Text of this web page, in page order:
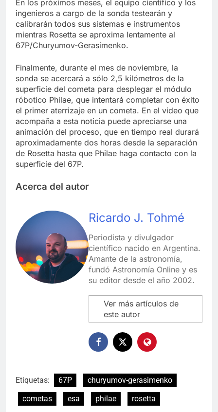
En los próximos meses, el equipo científico y los
ingenieros a cargo de la sonda testearán y
calibrarán todos sus sistemas e instrumentos
mientras Rosetta se aproxima lentamente al
67P/Churyumov-Gerasimenko.
Finalmente, durante el mes de noviembre, la
sonda se acercará a sólo 2,5 kilómetros de la
superficie del cometa para desplegar el módulo
róbotico Philae, que intentará completar con éxito
el primer aterrizaje en un cometa. En el video que
acompaña a esta noticia puede apreciarse una
animación del proceso, que en tiempo real durará
aproximadamente dos horas desde la separación
de Rosetta hasta que Philae haga contacto con la
superficie del 67P.
Acerca del autor
Ricardo J. Tohmé
Periodista y divulgador
científico nacido en Argentina.
Amante de la astronomía,
fundó Astronomía Online y es
su editor desde el año 2002.
Ver más artículos de
este autor
Etiquetas: 67P
churyumov-gerasimenko
cometas
esa philae rosetta